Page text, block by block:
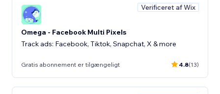
Verificeret af Wix
Omega - Facebook Multi Pixels
Track ads: Facebook, Tiktok, Snapchat, X & more
Gratis abonnement er tilgængeligt 4.8(13)